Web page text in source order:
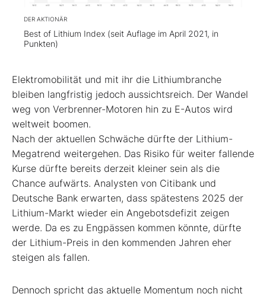
DER AKTIONÄR
Best of Lithium Index (seit Auflage im April 2021, in
Punkten)
Elektromobilität und mit ihr die Lithiumbranche
bleiben langfristig jedoch aussichtsreich. Der Wandel
weg von Verbrenner-Motoren hin zu E-Autos wird
weltweit boomen.
Nach der aktuellen Schwäche dürfte der Lithium-
Megatrend weitergehen. Das Risiko für weiter fallende
Kurse dürfte bereits derzeit kleiner sein als die
Chance aufwärts. Analysten von Citibank und
Deutsche Bank erwarten, dass spätestens 2025 der
Lithium-Markt wieder ein Angebotsdefizit zeigen
werde. Da es zu Engpässen kommen könnte, dürfte
der Lithium-Preis in den kommenden Jahren eher
steigen als fallen.
Dennoch spricht das aktuelle Momentum noch nicht